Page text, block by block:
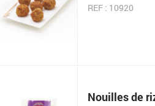
REF : 10920
Nouilles de